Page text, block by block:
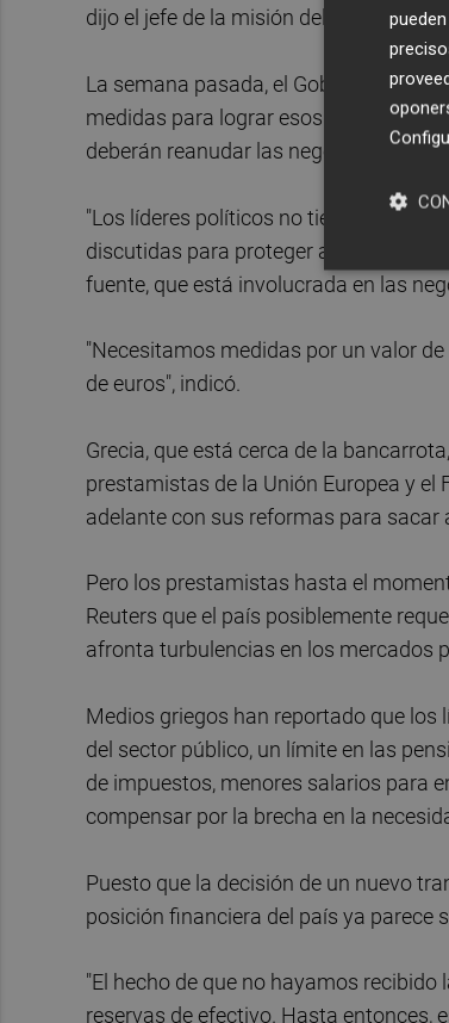
dijo el jefe de la misión del FMI, Poul
La semana pasada, el Gobierno del
medidas para lograr esos ahorros,
deberán reanudar las negociaciones el
"Los líderes políticos no tienen
discutidas para proteger a las
fuente, que está involucrada en las
"Necesitamos medidas por un valor
de euros", indicó.
Grecia, que está cerca de la
prestamistas de la Unión Europea y
adelante con sus reformas para sacar
Pero los prestamistas hasta el
Reuters que el país posiblemente
afronta turbulencias en los mercados
Medios griegos han reportado que
del sector público, un límite en las
de impuestos, menores salarios para
compensar por la brecha en la
Puesto que la decisión de un nuevo
posición financiera del país ya parece
"El hecho de que no hayamos
reservas de efectivo. Hasta entonces,